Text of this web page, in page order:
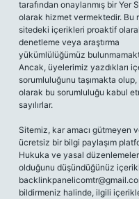
tarafından onaylanmış bir Yer
olarak hizmet vermektedir. Bu
sitedeki içerikleri proaktif
denetleme veya araştırma
yükümlülüğümüz
Ancak, üyelerimiz yazdıkları
sorumluluğunu taşımakta
olarak bu sorumluluğu kabul
sayılırlar.
Sitemiz, kar amacı gütmeyen
ücretsiz bir bilgi paylaşım
Hukuka ve yasal
olduğunu düşündüğünüz
bildirmeniz halinde, ilgili